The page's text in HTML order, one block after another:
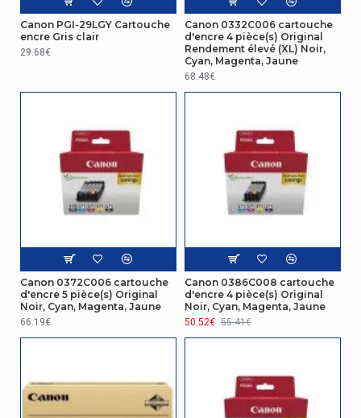
Canon PGI-29LGY Cartouche
encre Gris clair
29.68€
Canon 0332C006 cartouche
d'encre 4 pièce(s) Original
Rendement élevé (XL) Noir,
Cyan, Magenta, Jaune
68.48€
Canon 0372C006 cartouche
d'encre 5 pièce(s) Original
Noir, Cyan, Magenta, Jaune
66.19€
Canon 0386C008 cartouche
d'encre 4 pièce(s) Original
Noir, Cyan, Magenta, Jaune
50.52€ 55.41€